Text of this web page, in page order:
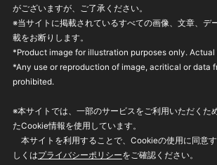
がございますが、ご了承ください。
※当サイトに掲載されているすべての画像、文章、デ
載をお断りします。
*Product image for illustration purposes only.
*Any use or reproduction of image, acritical or data
prohibited.
※本サイトでは、一部のサービスをご利用いただくた
たCookie情報を使用しています。
本サイトを利用することで、Cookieの使用に同意
しくはプライバシーポリシーをご確認ください。